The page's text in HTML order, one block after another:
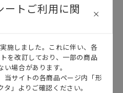
択
カタログ 日本語
トご利用に関
施しました。これに伴い、各
を改訂しており、一部の商品
場合があります。
当サイトの各商品ページ内「形
」よりご確認ください。